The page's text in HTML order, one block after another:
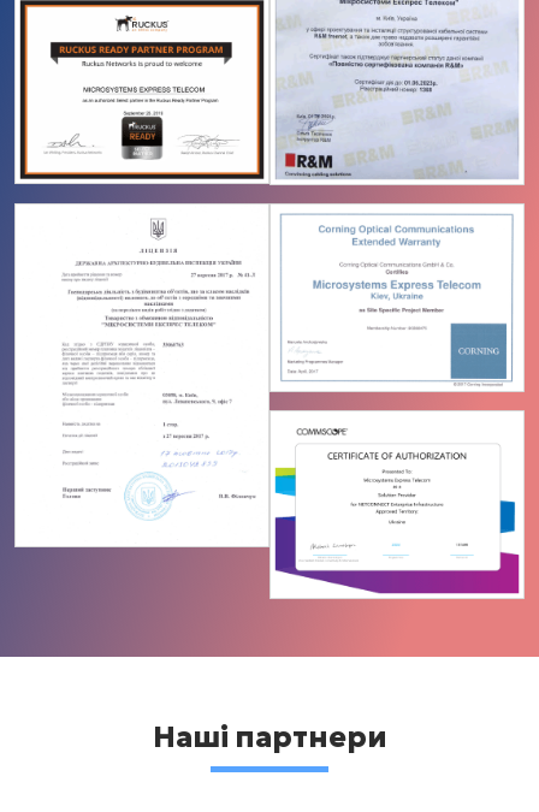
Наші партнери